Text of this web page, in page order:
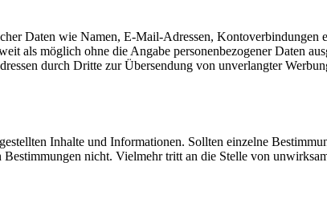
Daten wie Namen, E-Mail-Adressen, Kontoverbindungen
als möglich ohne die Angabe personenbezogener Daten
durch Dritte zur Übersendung von unverlangter
Inhalte und Informationen. Sollten einzelne
nicht. Vielmehr tritt an die Stelle von